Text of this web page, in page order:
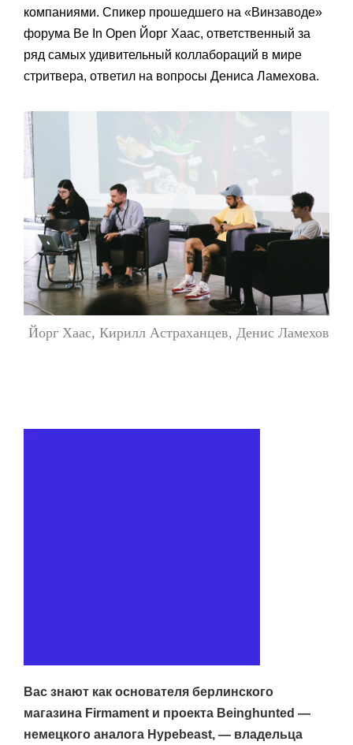
компаниями. Спикер прошедшего на «Винзаводе»
форума Be In Open Йорг Хаас, ответственный за
ряд самых удивительный коллабораций в мире
стритвера, ответил на вопросы Дениса Ламехова.
Йорг Хаас, Кирилл Астраханцев, Денис Ламехов
Вас знают как основателя берлинского
магазина Firmament и проекта Beinghunted —
немецкого аналога Hypebeast, — владельца